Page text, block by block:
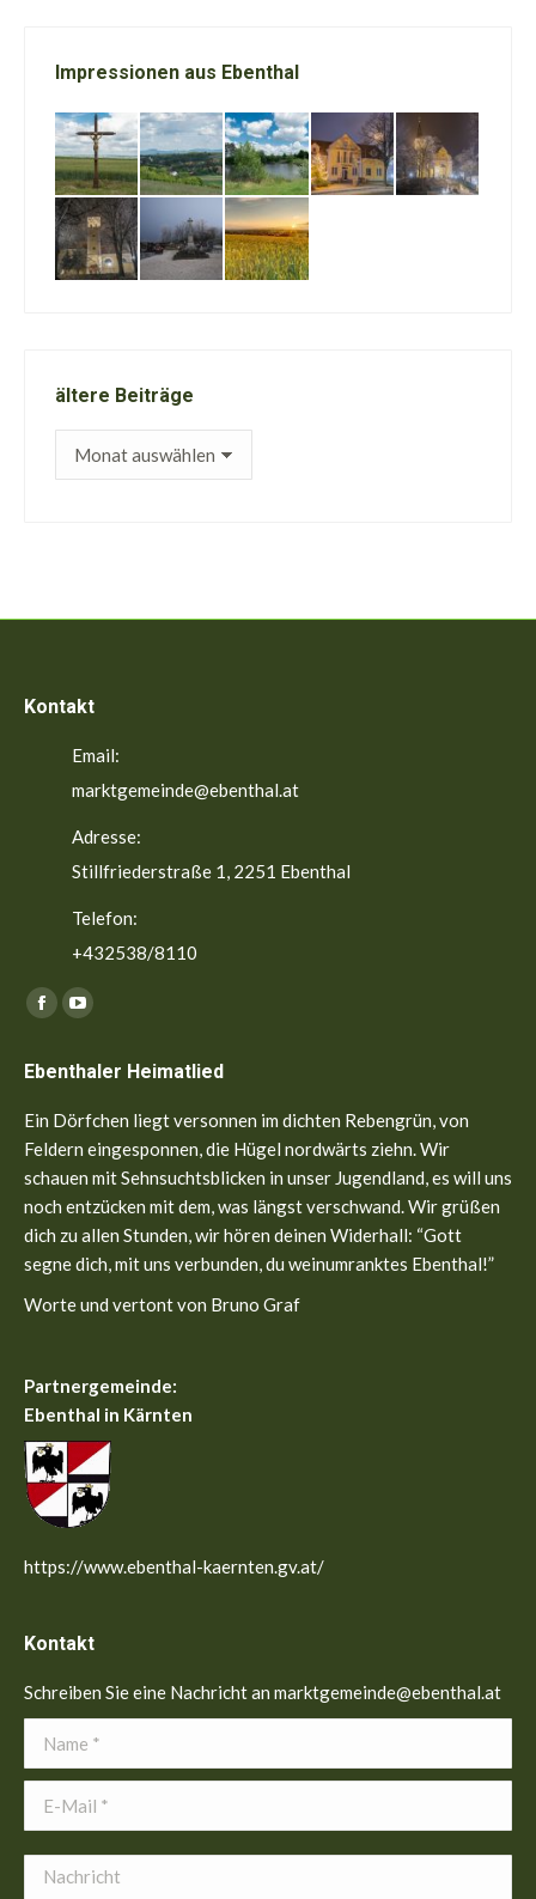
Impressionen aus Ebenthal
ältere Beiträge
ältere
Kontakt
Email:
marktgemeinde@ebenthal.at
Adresse:
Stillfriederstraße 1, 2251 Ebenthal
Telefon:
+432538/8110
Finden Sie uns auf:
Facebook
opens
in
new
window
YouTube
opens
in
new
window
Ebenthaler Heimatlied
Ein Dörfchen liegt versonnen im dichten Rebengrün, von
Feldern eingesponnen, die Hügel nordwärts ziehn. Wir
schauen mit Sehnsuchtsblicken in unser Jugendland, es will uns
noch entzücken mit dem, was längst verschwand. Wir grüßen
dich zu allen Stunden, wir hören deinen Widerhall: “Gott
segne dich, mit uns verbunden, du weinumranktes Ebenthal!”
Worte und vertont von Bruno Graf
Partnergemeinde:
Ebenthal in Kärnten
https://www.ebenthal-kaernten.gv.at/
Kontakt
Schreiben Sie eine Nachricht an marktgemeinde@ebenthal.at
Name *
E-Mail *
Nachricht